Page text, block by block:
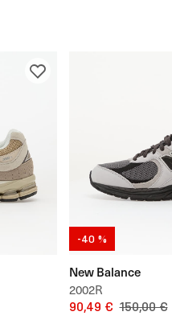
-40 %
New Balance
2002R
90,49 € 150,00 €